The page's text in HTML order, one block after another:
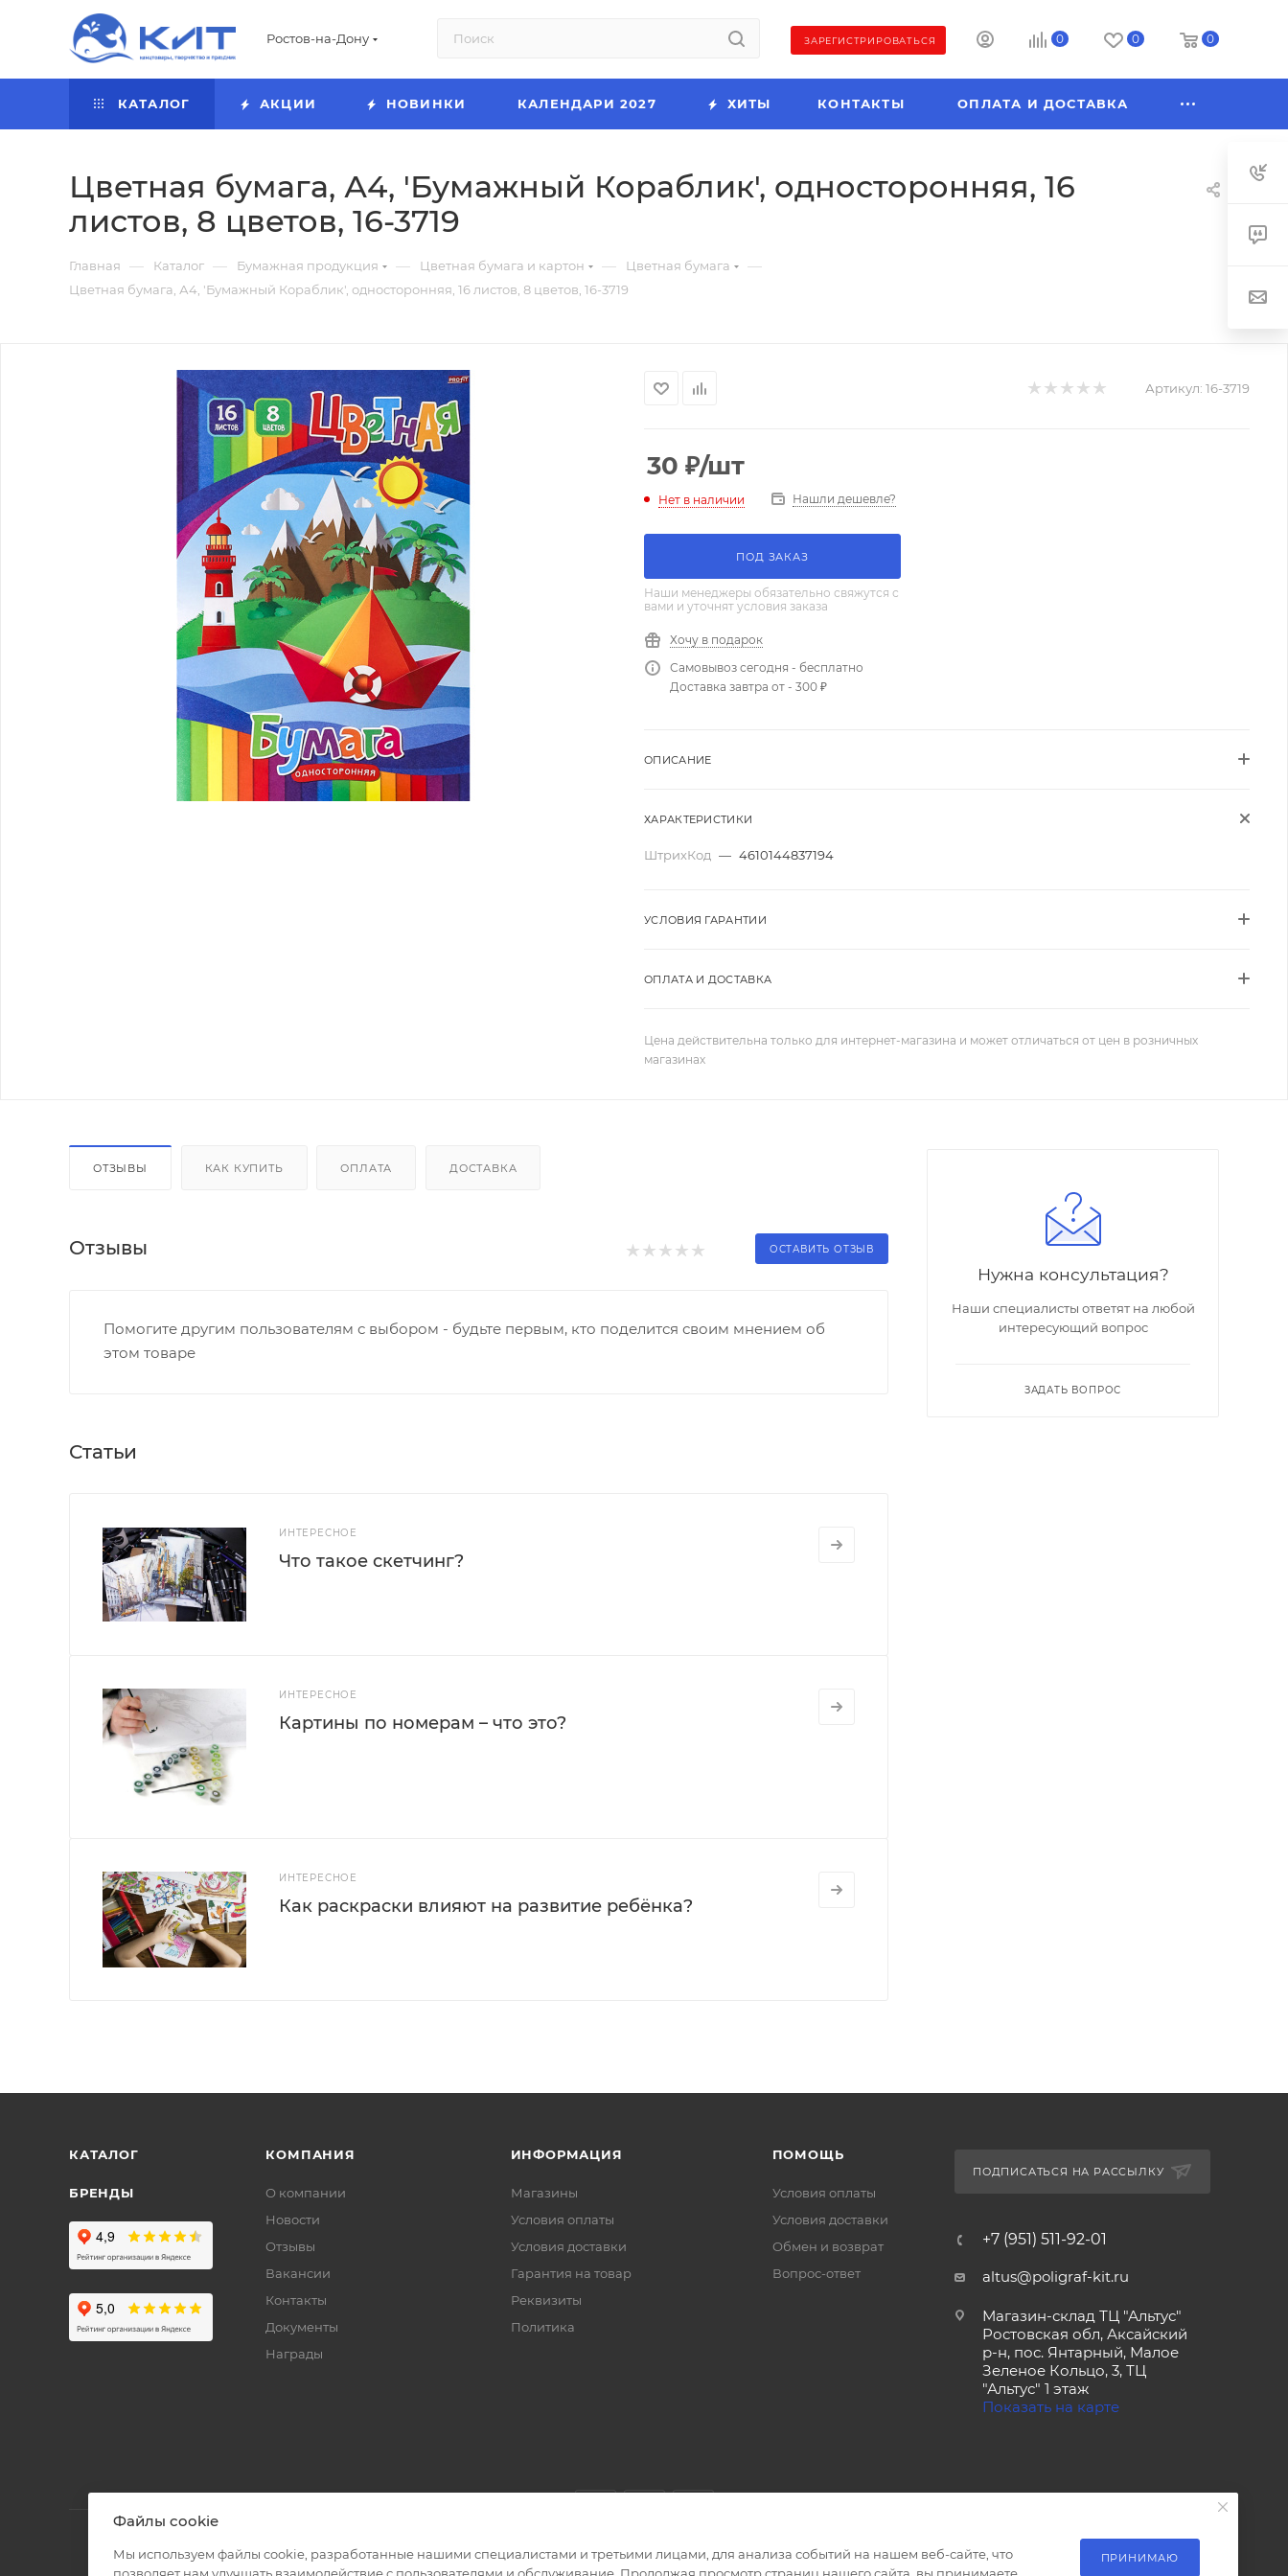
Ростов-на-Дону ЗАРЕГИСТРИРОВАТЬСЯ 0 0 0
КАТАЛОГ АКЦИИ НОВИНКИ КАЛЕНДАРИ 2027 ХИТЫ КОНТАКТЫ ОПЛАТА И ДОСТАВКА
Цветная бумага, А4, 'Бумажный Кораблик', односторонняя, 16
листов, 8 цветов, 16-3719
Главная — Каталог — Бумажная продукция — Цветная бумага и картон — Цветная бумага —
Цветная бумага, А4, 'Бумажный Кораблик', односторонняя, 16 листов, 8 цветов, 16-3719
Артикул: 16-3719
30 ₽/шт
Нет в наличии Нашли дешевле?
ПОД ЗАКАЗ
Наши менеджеры обязательно свяжутся с
вами и уточнят условия заказа
Хочу в подарок
Самовывоз сегодня - бесплатно
Доставка завтра от - 300 ₽
ОПИСАНИЕ
ХАРАКТЕРИСТИКИ
ШтрихКод — 4610144837194
УСЛОВИЯ ГАРАНТИИ
ОПЛАТА И ДОСТАВКА
Цена действительна только для интернет-магазина и может отличаться от цен в розничных
магазинах
ОТЗЫВЫ КАК КУПИТЬ ОПЛАТА ДОСТАВКА
Отзывы ОСТАВИТЬ ОТЗЫВ
Помогите другим пользователям с выбором - будьте первым, кто поделится своим мнением об
этом товаре
Статьи
ИНТЕРЕСНОЕ
Что такое скетчинг?
ИНТЕРЕСНОЕ
Картины по номерам – что это?
ИНТЕРЕСНОЕ
Как раскраски влияют на развитие ребёнка?
Нужна консультация?
Наши специалисты ответят на любой
интересующий вопрос
ЗАДАТЬ ВОПРОС
КАТАЛОГ
БРЕНДЫ
КОМПАНИЯ
О компании
Новости
Отзывы
Вакансии
Контакты
Документы
Награды
ИНФОРМАЦИЯ
Магазины
Условия оплаты
Условия доставки
Гарантия на товар
Реквизиты
Политика
ПОМОЩЬ
Условия оплаты
Условия доставки
Обмен и возврат
Вопрос-ответ
ПОДПИСАТЬСЯ НА РАССЫЛКУ
+7 (951) 511-92-01
altus@poligraf-kit.ru
Магазин-склад ТЦ "Альтус"
Ростовская обл, Аксайский
р-н, пос. Янтарный, Малое
Зеленое Кольцо, 3, ТЦ
"Альтус" 1 этаж
Показать на карте
Файлы cookie
Мы используем файлы cookie, разработанные нашими специалистами и третьими лицами, для анализа событий на нашем веб-сайте, что
ПРИНИМАЮ